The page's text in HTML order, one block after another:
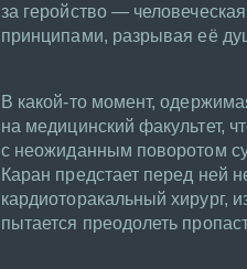
за геройство —
принципами, разрывая её
В какой-то момент,
на медицинский факультет,
с неожиданным поворотом
Каран предстает перед ней
кардиоторакальный хирург,
пытается преодолеть